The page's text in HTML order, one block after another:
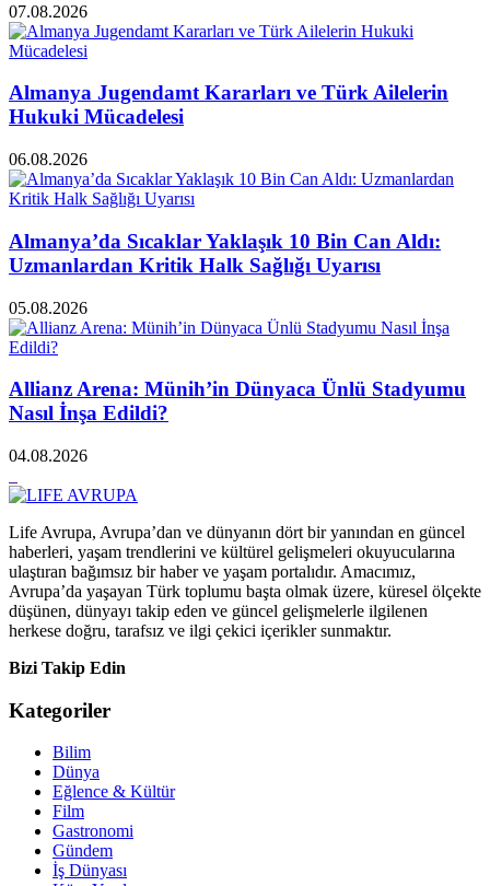
07.08.2026
Almanya Jugendamt Kararları ve Türk Ailelerin
Hukuki Mücadelesi
06.08.2026
Almanya’da Sıcaklar Yaklaşık 10 Bin Can Aldı:
Uzmanlardan Kritik Halk Sağlığı Uyarısı
05.08.2026
Allianz Arena: Münih’in Dünyaca Ünlü Stadyumu
Nasıl İnşa Edildi?
04.08.2026
Life Avrupa, Avrupa’dan ve dünyanın dört bir yanından en güncel
haberleri, yaşam trendlerini ve kültürel gelişmeleri okuyucularına
ulaştıran bağımsız bir haber ve yaşam portalıdır. Amacımız,
Avrupa’da yaşayan Türk toplumu başta olmak üzere, küresel ölçekte
düşünen, dünyayı takip eden ve güncel gelişmelerle ilgilenen
herkese doğru, tarafsız ve ilgi çekici içerikler sunmaktır.
Bizi Takip Edin
Kategoriler
Bilim
Dünya
Eğlence & Kültür
Film
Gastronomi
Gündem
İş Dünyası